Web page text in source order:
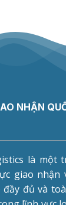
NHẬN
là một
giao nhận
đủ và